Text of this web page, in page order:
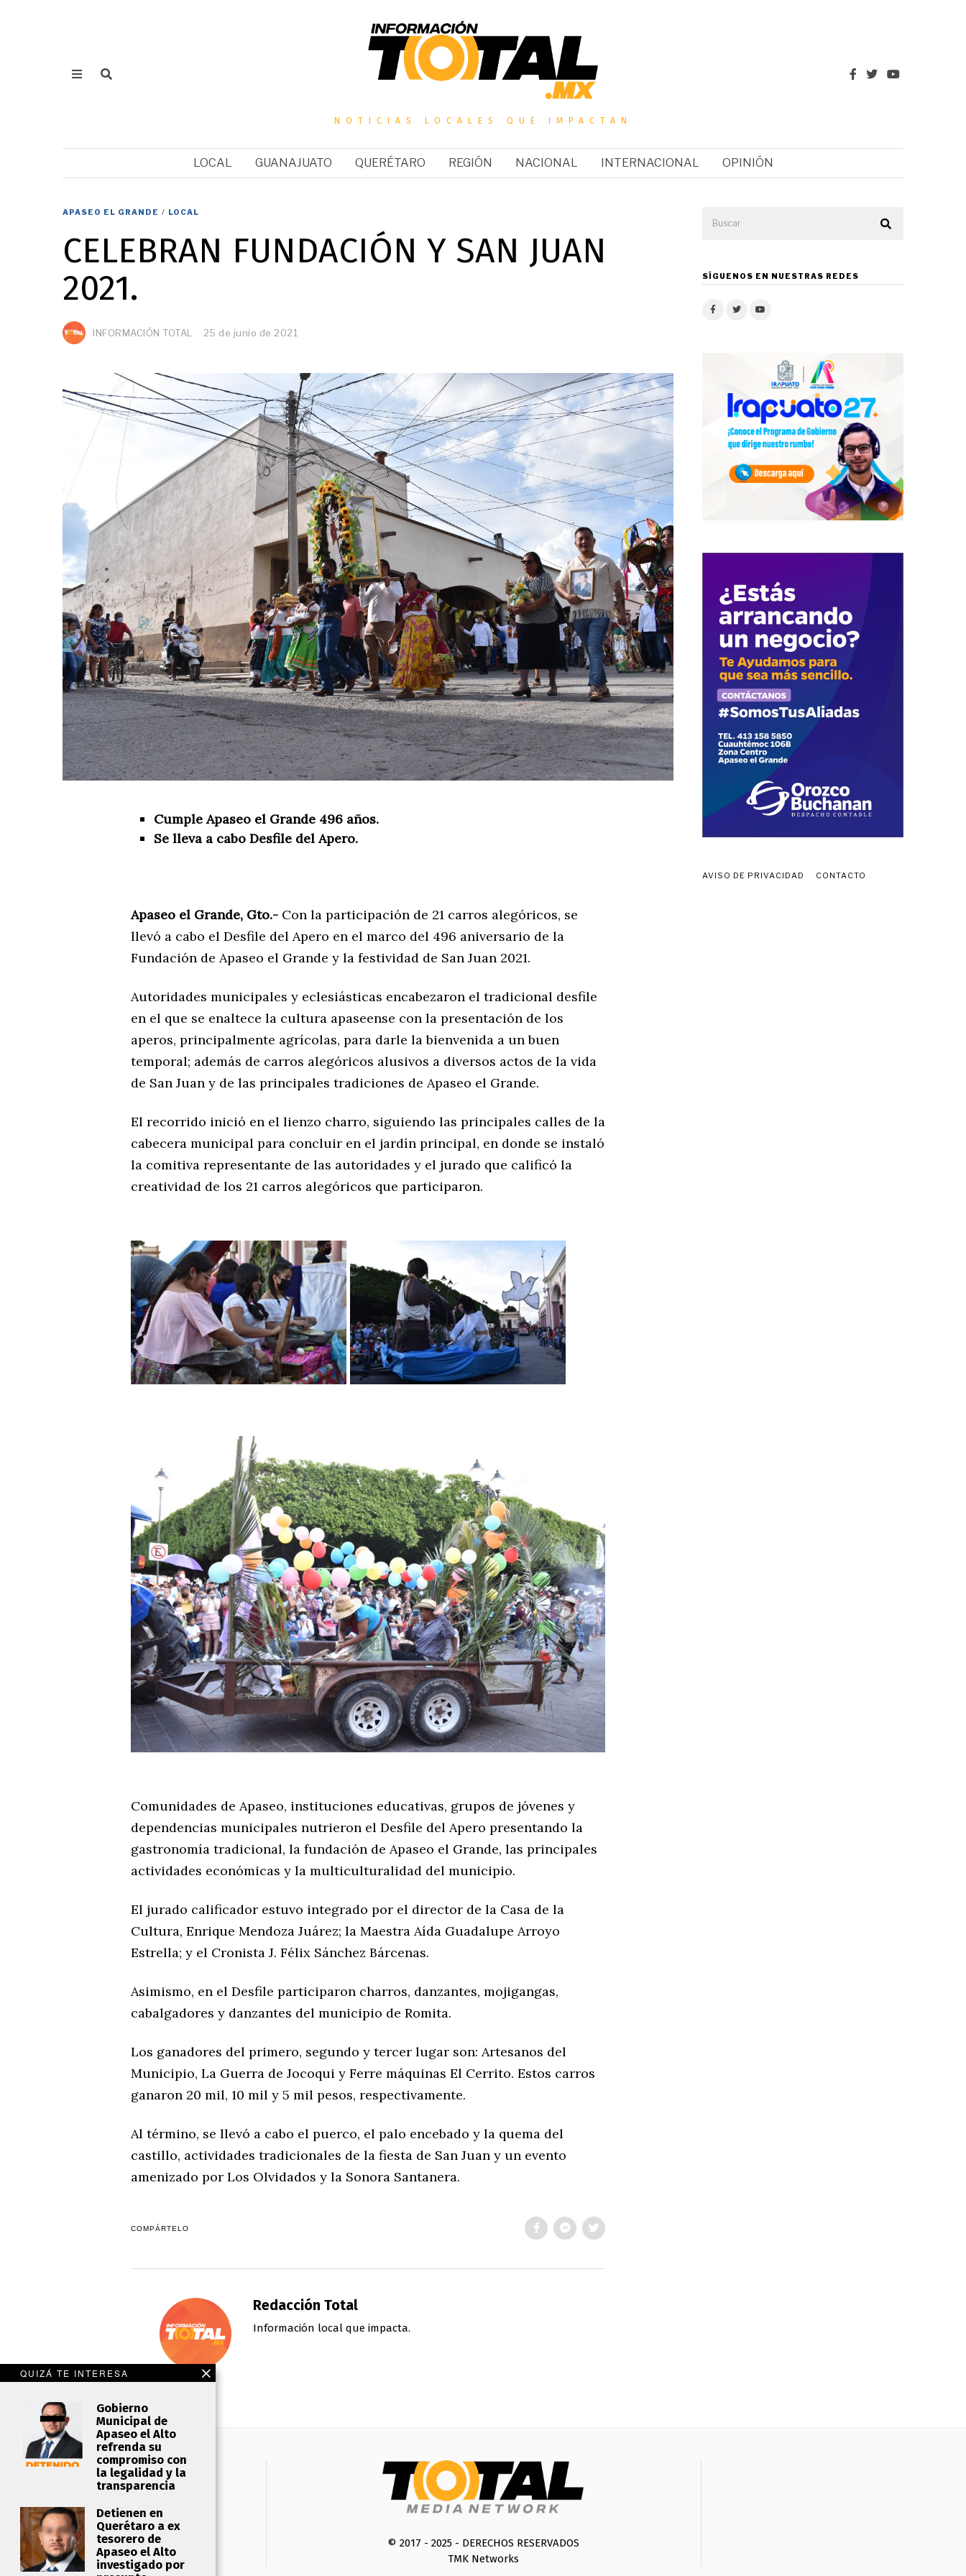
NOTICIAS LOCALES QUE IMPACTAN
LOCAL GUANAJUATO QUERÉTARO REGIÓN NACIONAL INTERNACIONAL OPINIÓN
APASEO EL GRANDE / LOCAL
CELEBRAN FUNDACIÓN Y SAN JUAN
2021.
INFORMACIÓN TOTAL 25 de junio de 2021
Cumple Apaseo el Grande 496 años.
Se lleva a cabo Desfile del Apero.
Apaseo el Grande, Gto.- Con la participación de 21 carros alegóricos, se
llevó a cabo el Desfile del Apero en el marco del 496 aniversario de la
Fundación de Apaseo el Grande y la festividad de San Juan 2021.
Autoridades municipales y eclesiásticas encabezaron el tradicional desfile
en el que se enaltece la cultura apaseense con la presentación de los
aperos, principalmente agrícolas, para darle la bienvenida a un buen
temporal; además de carros alegóricos alusivos a diversos actos de la vida
de San Juan y de las principales tradiciones de Apaseo el Grande.
El recorrido inició en el lienzo charro, siguiendo las principales calles de la
cabecera municipal para concluir en el jardín principal, en donde se instaló
la comitiva representante de las autoridades y el jurado que calificó la
creatividad de los 21 carros alegóricos que participaron.
Comunidades de Apaseo, instituciones educativas, grupos de jóvenes y
dependencias municipales nutrieron el Desfile del Apero presentando la
gastronomía tradicional, la fundación de Apaseo el Grande, las principales
actividades económicas y la multiculturalidad del municipio.
El jurado calificador estuvo integrado por el director de la Casa de la
Cultura, Enrique Mendoza Juárez; la Maestra Aída Guadalupe Arroyo
Estrella; y el Cronista J. Félix Sánchez Bárcenas.
Asimismo, en el Desfile participaron charros, danzantes, mojigangas,
cabalgadores y danzantes del municipio de Romita.
Los ganadores del primero, segundo y tercer lugar son: Artesanos del
Municipio, La Guerra de Jocoqui y Ferre máquinas El Cerrito. Estos carros
ganaron 20 mil, 10 mil y 5 mil pesos, respectivamente.
Al término, se llevó a cabo el puerco, el palo encebado y la quema del
castillo, actividades tradicionales de la fiesta de San Juan y un evento
amenizado por Los Olvidados y la Sonora Santanera.
COMPÁRTELO
Redacción Total
Información local que impacta.
SÍGUENOS EN NUESTRAS REDES
AVISO DE PRIVACIDAD CONTACTO
QUIZÁ TE INTERESA
Gobierno
Municipal de
Apaseo el Alto
refrenda su
compromiso con
la legalidad y la
transparencia
Detienen en
Querétaro a ex
tesorero de
Apaseo el Alto
investigado por
© 2017 - 2025 - DERECHOS RESERVADOS
TMK Networks